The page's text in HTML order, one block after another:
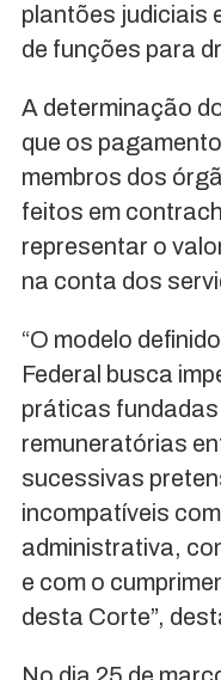
plantões judiciais
de funções para
A determinação
que os
membros dos
feitos em
representar o
na conta dos
“O modelo
Federal busca
práticas
remuneratórias
sucessivas
incompatíveis
administrativa,
e com o
desta Corte”,